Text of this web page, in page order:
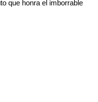
que honra el imborrable